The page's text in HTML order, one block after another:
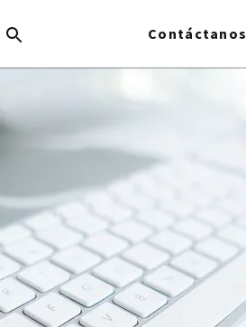
Contáctanos